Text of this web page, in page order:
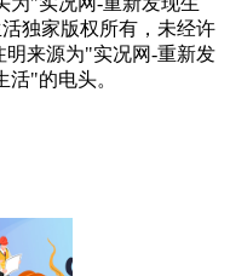
独家版权所有，未经许
来源为"实况网-重新发
"的电头。